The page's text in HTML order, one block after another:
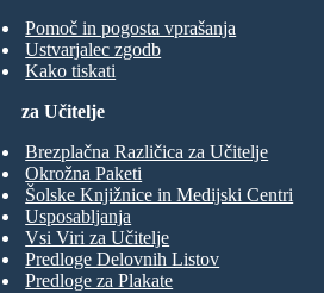
Pomoč in pogosta vprašanja
Ustvarjalec zgodb
Kako tiskati
za Učitelje
Brezplačna Različica za Učitelje
Okrožna Paketi
Šolske Knjižnice in Medijski Centri
Usposabljanja
Vsi Viri za Učitelje
Predloge Delovnih Listov
Predloge za Plakate